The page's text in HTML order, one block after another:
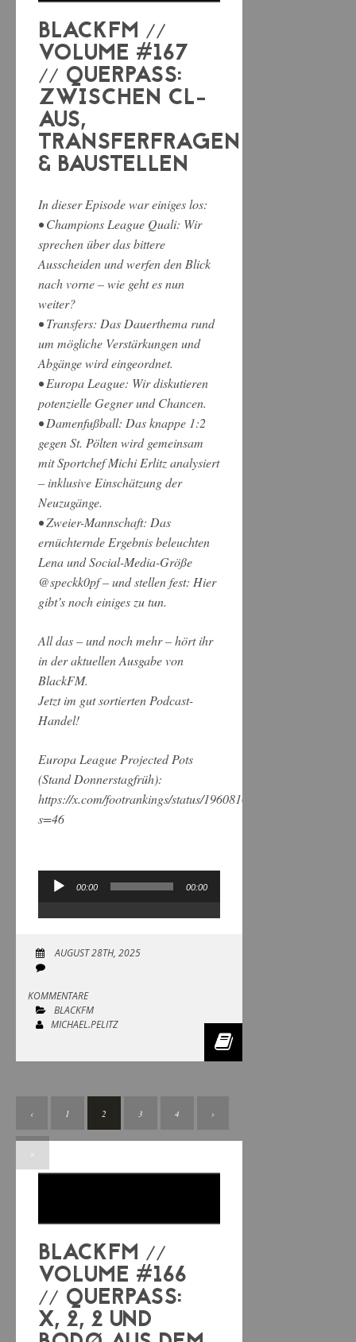
BLACKFM //
VOLUME #167
// QUERPASS:
ZWISCHEN CL-
AUS,
TRANSFERFRAGEN
& BAUSTELLEN
In dieser Episode war einiges los:
• Champions League Quali: Wir
sprechen über das bittere
Ausscheiden und werfen den Blick
nach vorne – wie geht es nun
weiter?
• Transfers: Das Dauerthema rund
um mögliche Verstärkungen und
Abgänge wird eingeordnet.
• Europa League: Wir diskutieren
potenzielle Gegner und Chancen.
• Damenfußball: Das knappe 1:2
gegen St. Pölten wird gemeinsam
mit Sportchef Michi Erlitz analysiert
– inklusive Einschätzung der
Neuzugänge.
• Zweier-Mannschaft: Das
ernüchternde Ergebnis beleuchten
Lena und Social-Media-Größe
@speckk0pf – und stellen fest: Hier
gibt’s noch einiges zu tun.
All das – und noch mehr – hört ihr
in der aktuellen Ausgabe von
BlackFM.
Jetzt im gut sortierten Podcast-
Handel!
Europa League Projected Pots
(Stand Donnerstagfrüh):
https://x.com/footrankings/status/1960810522892493182?
s=46
Audio-
00:00 00:00
AUGUST 28TH, 2025
KOMMENTARE
BLACKFM
MICHAEL.PELITZ
‹ 1 2 3 4 ›
»
BLACKFM //
VOLUME #166
// QUERPASS:
X, 2, 2 UND